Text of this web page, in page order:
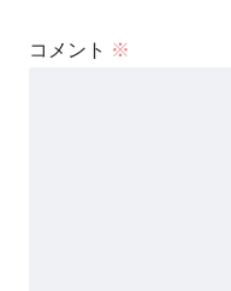
コメント ※